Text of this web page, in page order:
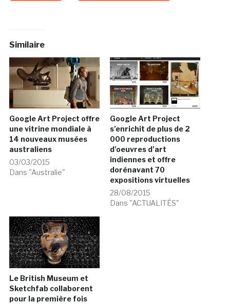
Similaire
Google Art Project offre
une vitrine mondiale à
14 nouveaux musées
australiens
03/03/2015
Dans "Australie"
Google Art Project
s’enrichit de plus de 2
000 reproductions
d’oeuvres d’art
indiennes et offre
dorénavant 70
expositions virtuelles
28/08/2015
Dans "ACTUALITÉS"
Le British Museum et
Sketchfab collaborent
pour la première fois